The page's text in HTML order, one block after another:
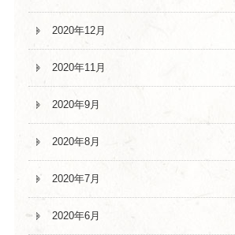
2020年12月
2020年11月
2020年9月
2020年8月
2020年7月
2020年6月